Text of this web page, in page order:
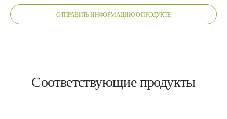
ОТПРАВИТЬ ИНФОРМАЦИЮ О ПРОДУКТЕ
Соответствующие продукты